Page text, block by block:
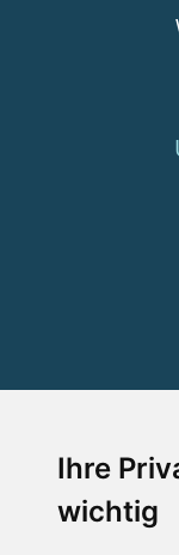
Ihre
wichtig